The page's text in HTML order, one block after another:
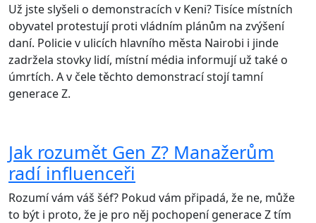
Už jste slyšeli o demonstracích v Keni? Tisíce místních
obyvatel protestují proti vládním plánům na zvýšení
daní. Policie v ulicích hlavního města Nairobi i jinde
zadržela stovky lidí, místní média informují už také o
úmrtích. A v čele těchto demonstrací stojí tamní
generace Z.
Jak rozumět Gen Z? Manažerům
radí influenceři
Rozumí vám váš šéf? Pokud vám připadá, že ne, může
to být i proto, že je pro něj pochopení generace Z tím